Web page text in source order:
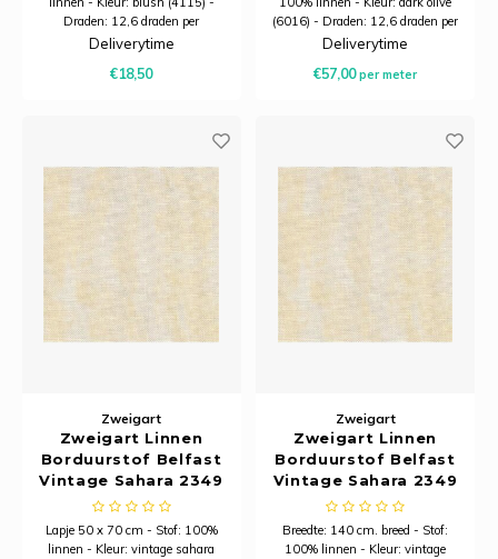
Draden: 12,6 draden per
centimeter
Deliverytime
€18,50
(6016) - Draden: 12,6 draden per
centimeter - Minimale afname is
Deliverytime
€57,00per meter
Zweigart
Zweigart Linnen
Borduurstof Belfast
Vintage Sahara 2349
| 32 Count (12,6/cm) |
Stuk 50 x 70 cm
Lapje 50 x 70 cm - Stof: 100%
linnen - Kleur: vintage sahara
Zweigart
Zweigart Linnen
Borduurstof Belfast
Vintage Sahara 2349
| 32 Count (12,6/cm) |
140 cm breed
Breedte: 140 cm. breed - Stof:
100% linnen - Kleur: vintage